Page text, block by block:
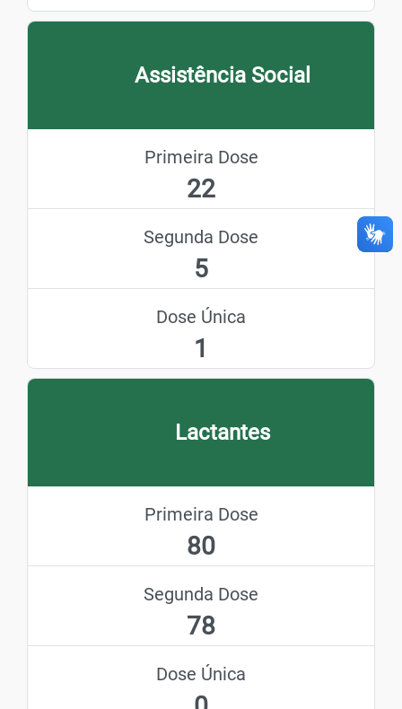
Assistência Social
Primeira Dose
22
Segunda Dose
5
Dose Única
1
Lactantes
Primeira Dose
80
Segunda Dose
78
Dose Única